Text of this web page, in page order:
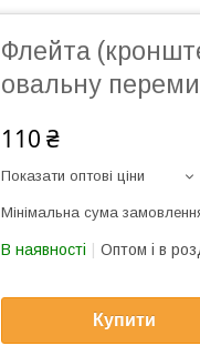
Флейта
овальну
110 ₴
Показати оптові ціни
Мінімальна сума
В наявності Оптом і в
Купити